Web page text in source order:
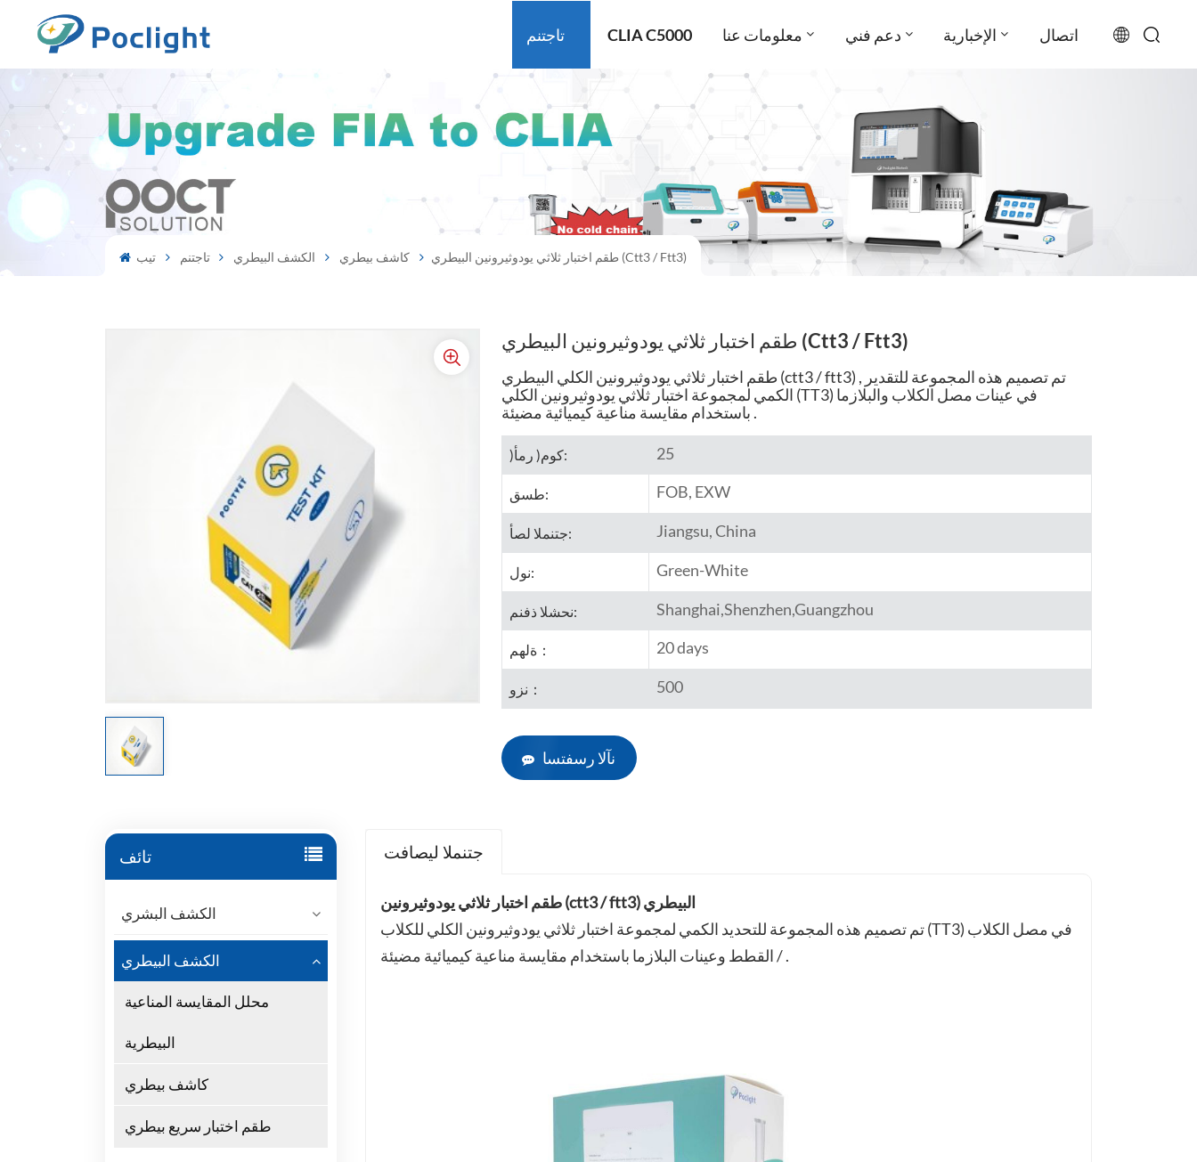
تاجتنم CLIA C5000 معلومات عنا دعم فني الإخبارية اتصال
русский
español
Türkçe
تيب تاجتنم الكشف البيطري كاشف بيطري طقم اختبار ثلاثي يودوثيرونين البيطري (ctt3 / Ftt3)
طقم اختبار ثلاثي يودوثيرونين البيطري (ctt3 / Ftt3)
طقم اختبار ثلاثي يودوثيرونين الكلي البيطري (ctt3 / ftt3) , تم تصميم هذه المجموعة للتقدير
الكمي لمجموعة اختبار ثلاثي يودوثيرونين الكلي (TT3) في عينات مصل الكلاب والبلازما
باستخدام مقايسة مناعية كيميائية مضيئة .
)كوم( رمأ: 25
طسق: FOB, EXW
جتنملا لصأ: Jiangsu, China
نول: Green-White
نحشلا ذفنم: Shanghai,Shenzhen,Guangzhou
ةلهم： 20 days
نزو： 500
نآلا رسفتسا
تائف
الكشف البشري
الكشف البيطري
محلل المقايسة المناعية
البيطرية
كاشف بيطري
طقم اختبار سريع بيطري
جتنملا ليصافت
طقم اختبار ثلاثي يودوثيرونين (ctt3 / ftt3) البيطري
تم تصميم هذه المجموعة للتحديد الكمي لمجموعة اختبار ثلاثي يودوثيرونين الكلي للكلاب (TT3) في مصل الكلاب
/ القطط وعينات البلازما باستخدام مقايسة مناعية كيميائية مضيئة .